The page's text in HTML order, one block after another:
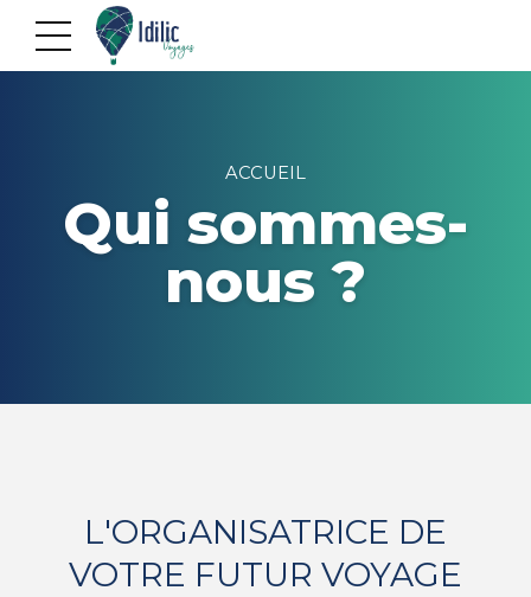
ACCUEIL
Qui sommes-
nous ?
L'ORGANISATRICE DE
VOTRE FUTUR VOYAGE